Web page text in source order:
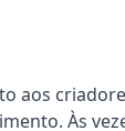
aos
Às